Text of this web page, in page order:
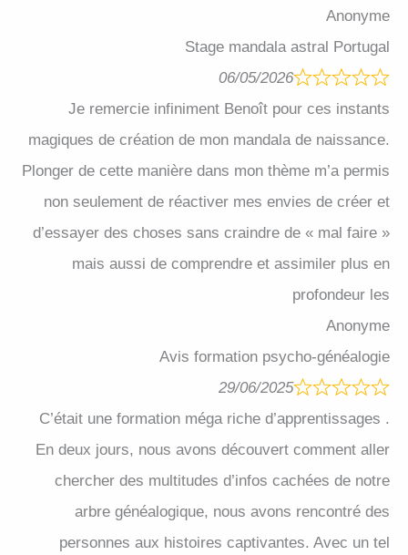
Anonyme
Stage mandala astral Portugal
06/05/2026
Je remercie infiniment Benoît pour ces instants
magiques de création de mon mandala de naissance.
Plonger de cette manière dans mon thème m’a permis
non seulement de réactiver mes envies de créer et
d’essayer des choses sans craindre de « mal faire »
mais aussi de comprendre et assimiler plus en
profondeur les
Anonyme
Avis formation psycho-généalogie
29/06/2025
C’était une formation méga riche d’apprentissages .
En deux jours, nous avons découvert comment aller
chercher des multitudes d’infos cachées de notre
arbre généalogique, nous avons rencontré des
personnes aux histoires captivantes. Avec un tel